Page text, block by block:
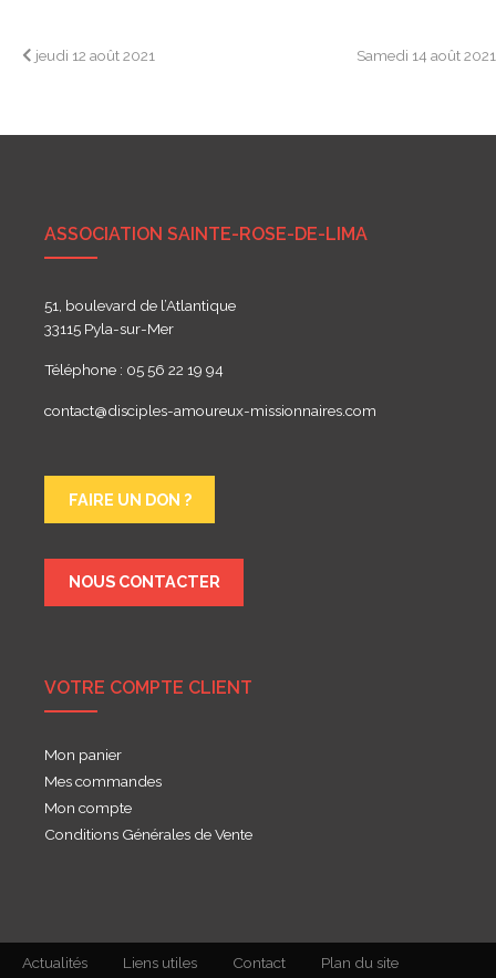
Navigation
jeudi 12 août 2021 Samedi 14 août
ASSOCIATION SAINTE-ROSE-DE-LIMA
51, boulevard de l’Atlantique
33115 Pyla-sur-Mer
Téléphone : 05 56 22 19 94
contact@disciples-amoureux-missionnaires.com
FAIRE UN DON ?
NOUS CONTACTER
VOTRE COMPTE CLIENT
Mon panier
Mes commandes
Mon compte
Conditions Générales de Vente
Actualités Liens utiles Contact Plan du site